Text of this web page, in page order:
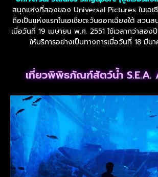
สนุกแห่งที่สองของ Universal Pictures ในเอ
ถือเป็นแห่งแรกในเอเชียตะวันออกเฉียงใต้ สวน
เมื่อวันที่ 19 เมษายน พ.ศ. 2551 ใช้เวลากว่าสอง
ให้บริการอย่างเป็นทางการเมื่อวันที่ 18 มีน
เที่ยวพิพิธภัณฑ์สัตว์น้ำ S.E.A.